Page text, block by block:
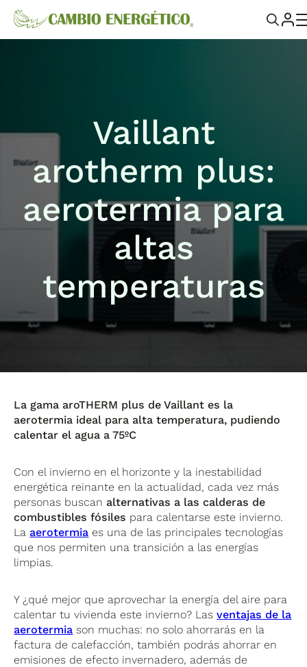
Vaillant
arotherm plus:
aerotermia para
altas
temperaturas
La gama aroTHERM plus de Vaillant es la
aerotermia ideal para alta temperatura, pudiendo
calentar el agua a 75ºC
Con el invierno en el horizonte y la inestabilidad
energética reinante en la actualidad, cada vez más
personas buscan alternativas a las calderas de
combustibles fósiles para calentarse este invierno.
La aerotermia es una de las principales tecnologías
que nos permiten una transición a las energías
limpias.
Y ¿qué mejor que aprovechar la energía del aire para
calentar tu vivienda este invierno? Lasventajas de la
aerotermia son muchas: no solo ahorrarás en la
factura de calefacción, también podrás ahorrar en
emisiones de efecto invernadero, además de